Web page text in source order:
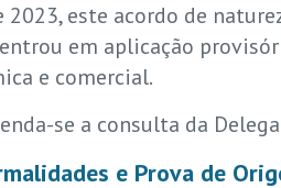
este acordo de
em aplicação
e comercial.
se a consulta da
e Prova de